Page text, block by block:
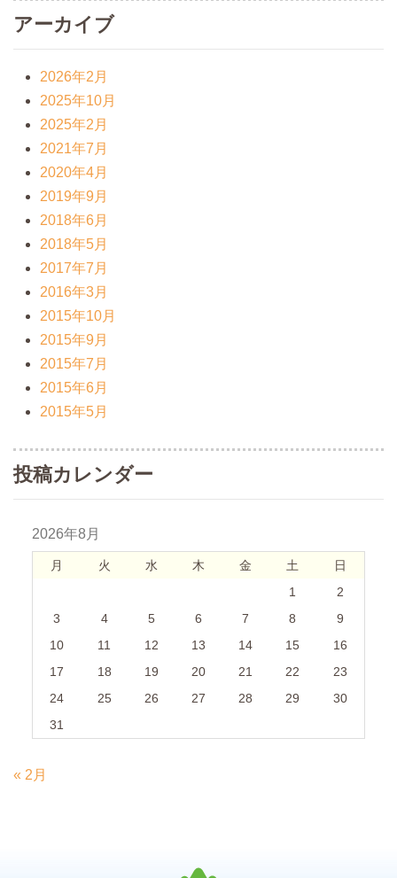
アーカイブ
2026年2月
2025年10月
2025年2月
2021年7月
2020年4月
2019年9月
2018年6月
2018年5月
2017年7月
2016年3月
2015年10月
2015年9月
2015年7月
2015年6月
2015年5月
投稿カレンダー
2026年8月
月 火 水 木 金 土
日
1
2
3
4 5 6 7 8
9
10
11 12 13 14 15
16
17
18 19 20 21 22
23
24
25 26 27 28 29
30
31
« 2月